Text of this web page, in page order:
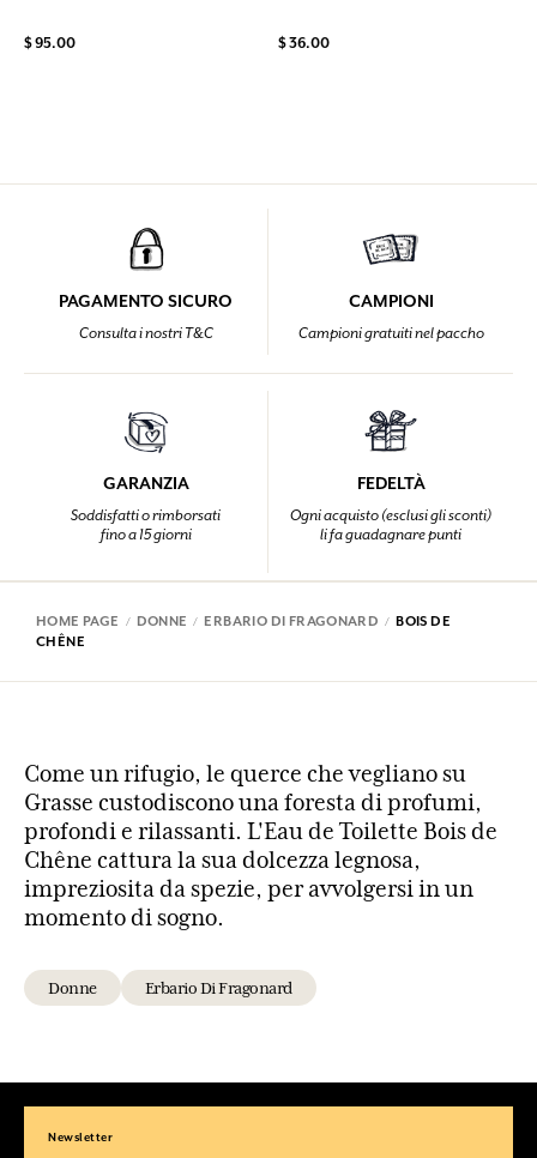
$ 95.00 $ 36.00
PAGAMENTO SICURO
Consulta i nostri T&C
CAMPIONI
Campioni gratuiti nel paccho
GARANZIA
Soddisfatti o rimborsati
fino a 15 giorni
FEDELTÀ
Ogni acquisto (esclusi gli sconti)
li fa guadagnare punti
HOME PAGE DONNE ERBARIO DI FRAGONARD
BOIS DE
CHÊNE
Come un rifugio, le querce che vegliano su
Grasse custodiscono una foresta di profumi,
profondi e rilassanti. L'Eau de Toilette Bois de
Chêne cattura la sua dolcezza legnosa,
impreziosita da spezie, per avvolgersi in un
momento di sogno.
Donne Erbario Di Fragonard
Newsletter